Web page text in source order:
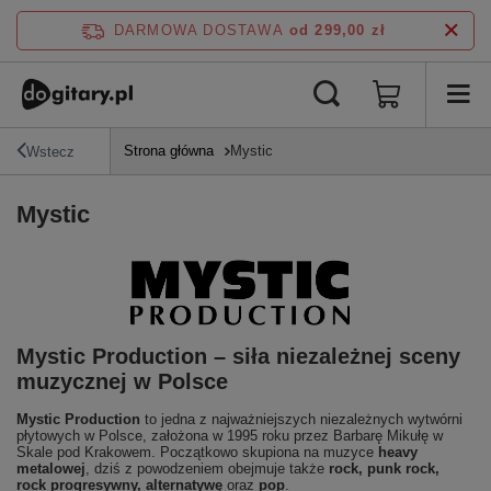
DARMOWA DOSTAWA od 299,00 zł
Wstecz Strona główna Mystic
Mystic
Mystic Production – siła niezależnej sceny
muzycznej w Polsce
Mystic Production to jedna z najważniejszych niezależnych wytwórni
płytowych w Polsce, założona w 1995 roku przez Barbarę Mikułę w
Skale pod Krakowem. Początkowo skupiona na muzyce heavy
metalowej , dziś z powodzeniem obejmuje także rock, punk rock,
rock progresywny, alternatywę oraz pop